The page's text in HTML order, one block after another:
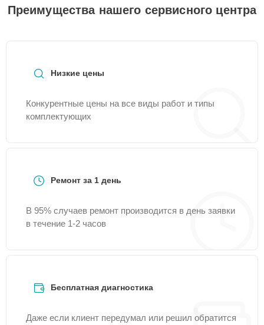
Преимущества нашего сервисного центра
Низкие цены
Конкурентные цены на все виды работ и типы
комплектующих
Ремонт за 1 день
В 95% случаев ремонт производится в день заявки
в течение 1-2 часов
Бесплатная диагностика
Даже если клиент передумал или решил обратится